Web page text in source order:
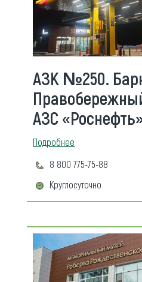
АЗК №250.
АЗС
Подробнее
8 800 775-75-88
Круглосуточно